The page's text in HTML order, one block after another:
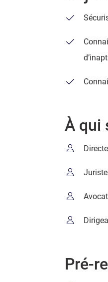
À qui
Pré-